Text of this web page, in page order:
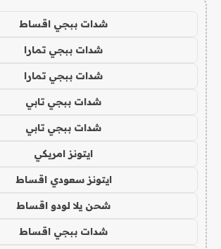
شدات ببجي اقساط
شدات ببجي تمارا
شدات ببجي تمارا
شدات ببجي تابي
شدات ببجي تابي
ايتونز امريكي
ايتونز سعودي اقساط
شحن يلا لودو اقساط
شدات ببجي اقساط